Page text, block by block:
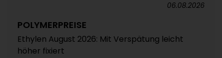
06.08.2026
POLYMERPREISE
Ethylen August 2026: Mit Verspätung leicht
höher fixiert